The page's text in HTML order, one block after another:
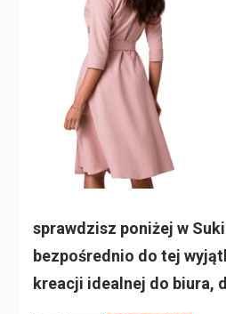
sprawdzisz poniżej w
bezpośrednio do tej
kreacji idealnej do biura,